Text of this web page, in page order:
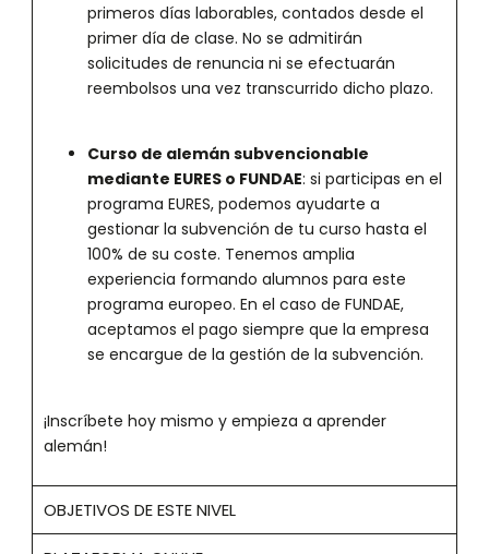
primeros días laborables, contados desde el
primer día de clase. No se admitirán
solicitudes de renuncia ni se efectuarán
reembolsos una vez transcurrido dicho plazo.
Curso de alemán subvencionable
mediante EURES o FUNDAE: si participas en el
programa EURES, podemos ayudarte a
gestionar la subvención de tu curso hasta el
100% de su coste. Tenemos amplia
experiencia formando alumnos para este
programa europeo. En el caso de FUNDAE,
aceptamos el pago siempre que la empresa
se encargue de la gestión de la subvención.
¡Inscríbete hoy mismo y empieza a aprender
alemán!
OBJETIVOS DE ESTE NIVEL